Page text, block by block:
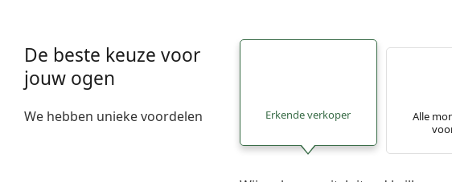
De beste keuze voor
jouw ogen
We hebben unieke voordelen Erkende verkoper
Alle